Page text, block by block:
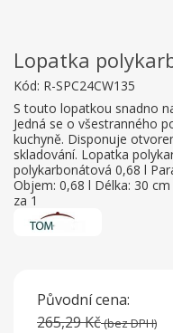
Lopatka
Kód: R-SPC24CW135
S touto lopatkou snadno
Jedná se o všestranného
kuchyně. Disponuje
skladování. Lopatka
polykarbonátová 0,68 l
Objem: 0,68 l Délka: 30
za 1
Původní cena:
265,29 Kč(bez DPH)